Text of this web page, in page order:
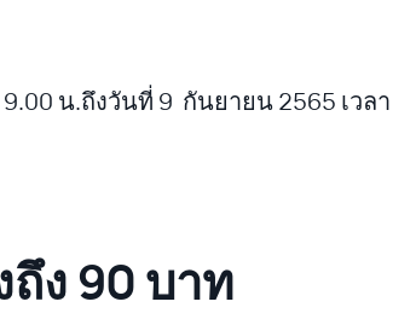
น.ถึงวันที่ 9 กันยายน 2565 เวลา
ง 90 บาท